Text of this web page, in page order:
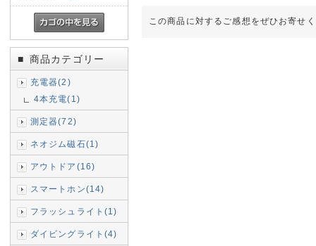
■ 商品カテゴリー
充電器(2)
4本充電(1)
測定器(72)
ネオジム磁石(1)
アウトドア(16)
スマートホン(14)
フラッシュライト(1)
ダイビングライト(4)
この商品に対するご感想をぜひお寄せ